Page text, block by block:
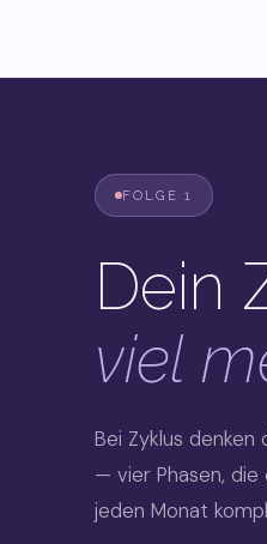
FOLGE 1
Dein
viel
Bei Zyklus
— vier Phasen, die
jeden Monat